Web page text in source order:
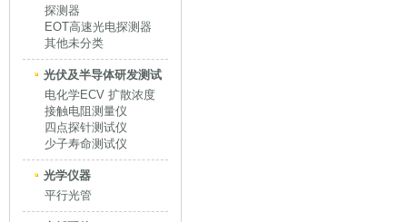
探测器
EOT高速光电探测器
其他未分类
光伏及半导体研发测试
电化学ECV 扩散浓度
接触电阻测量仪
四点探针测试仪
少子寿命测试仪
光学仪器
平行光管